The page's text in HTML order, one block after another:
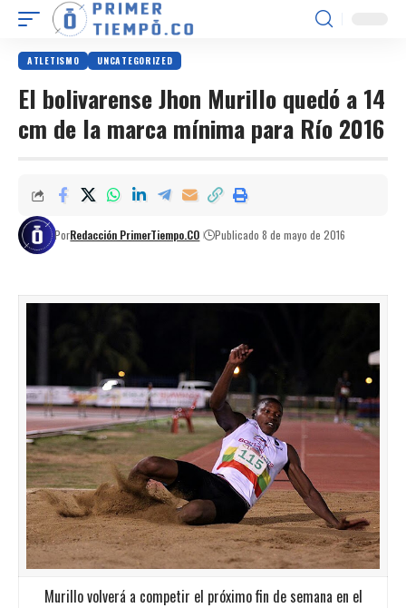
ATLETISMO UNCATEGORIZED
El bolivarense Jhon Murillo quedó a 14
cm de la marca mínima para Río 2016
PorRedacción PrimerTiempo.CO Publicado 8 de mayo de 2016
Murillo volverá a competir el próximo fin de semana en el